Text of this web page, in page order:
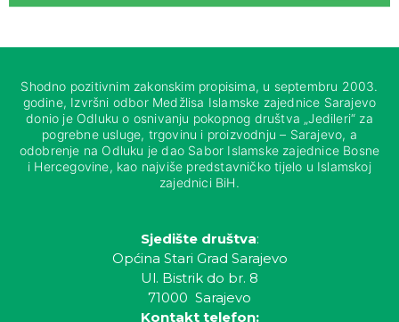
Shodno pozitivnim zakonskim propisima, u septembru 2003.
godine, Izvršni odbor Medžlisa Islamske zajednice Sarajevo
donio je Odluku o osnivanju pokopnog društva „Jedileri“ za
pogrebne usluge, trgovinu i proizvodnju – Sarajevo, a
odobrenje na Odluku je dao Sabor Islamske zajednice Bosne
i Hercegovine, kao najviše predstavničko tijelo u Islamskoj
zajednici BiH.
Sjedište društva:
Općina Stari Grad Sarajevo
Ul. Bistrik do br. 8
71000 Sarajevo
Kontakt telefon: